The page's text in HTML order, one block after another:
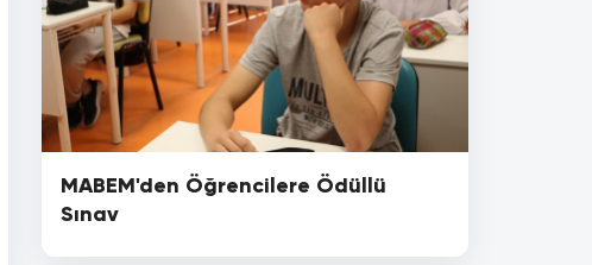
MABEM'den Öğrencilere Ödüllü
Sınav